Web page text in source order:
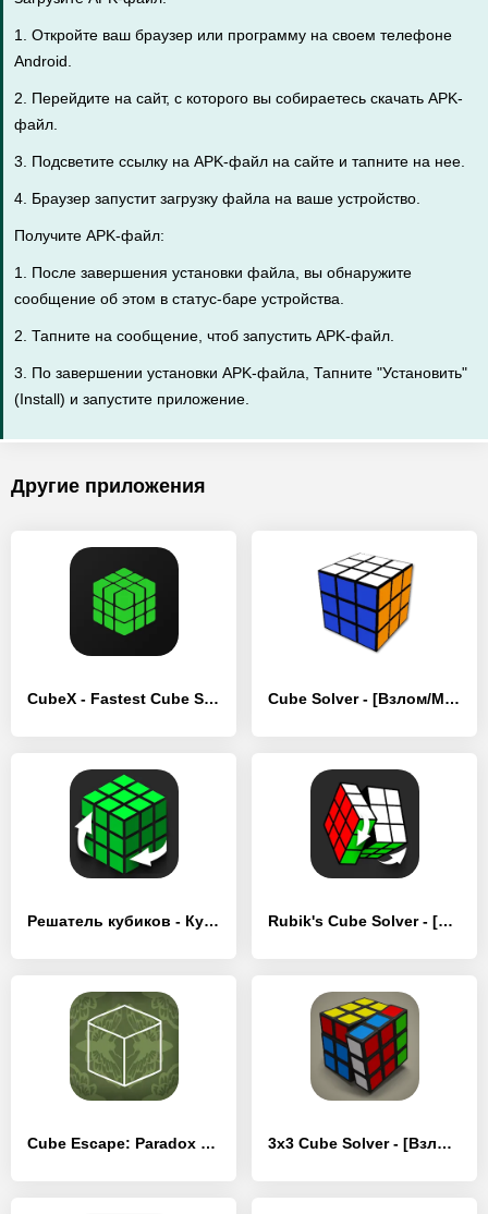
1. Откройте ваш браузер или программу на своем телефоне
Android.
2. Перейдите на сайт, с которого вы собираетесь скачать APK-
файл.
3. Подсветите ссылку на APK-файл на сайте и тапните на нее.
4. Браузер запустит загрузку файла на ваше устройство.
Получите APK-файл:
1. После завершения установки файла, вы обнаружите
сообщение об этом в статус-баре устройства.
2. Тапните на сообщение, чтоб запустить APK-файл.
3. По завершении установки APK-файла, Тапните "Установить"
(Install) и запустите приложение.
Другие приложения
CubeX - Fastest Cube Solver - [Взлом/МОД Бесконечные деньги] Cube Solver - [Взлом/МОД Бесконечные деньги]
Решатель кубиков - Кубик Шифр - [Взлом/МОД Unlocked] Rubik's Cube Solver - [Взлом/МОД Много денег]
Cube Escape: Paradox - [Взлом/МОД Unlocked] 3x3 Cube Solver - [Взлом/МОД Unlocked]